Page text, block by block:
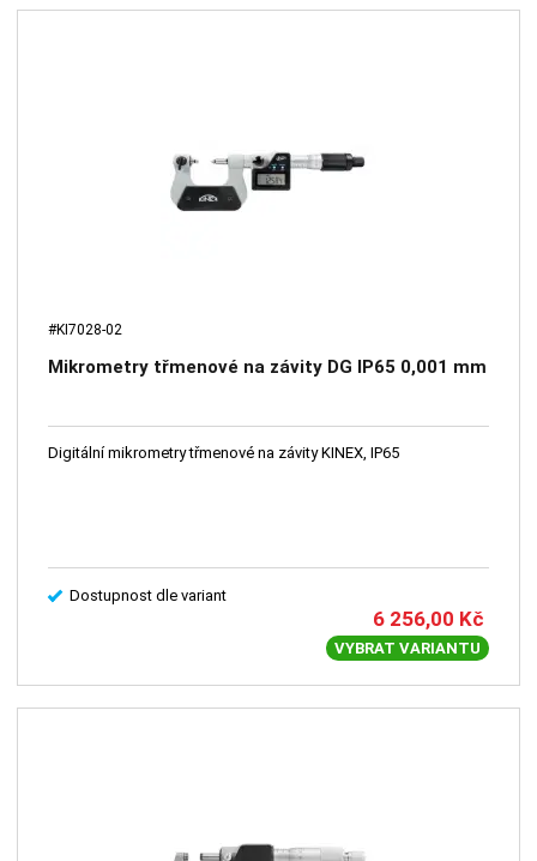
#KI7028-02
Mikrometry třmenové na závity DG IP65 0,001 mm
Digitální mikrometry třmenové na závity KINEX, IP65
Dostupnost dle variant
6 256,00 Kč
VYBRAT VARIANTU